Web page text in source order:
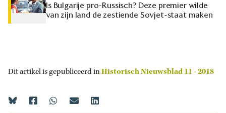
Is Bulgarije pro-Russisch? Deze premier wilde
van zijn land de zestiende Sovjet-staat maken
Dit artikel is gepubliceerd inHistorisch Nieuwsblad 11 - 2018